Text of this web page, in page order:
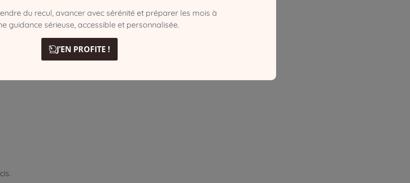
du recul, avancer avec sérénité et préparer les mois à
guidance sérieuse, accessible et personnalisée.
J’EN PROFITE !